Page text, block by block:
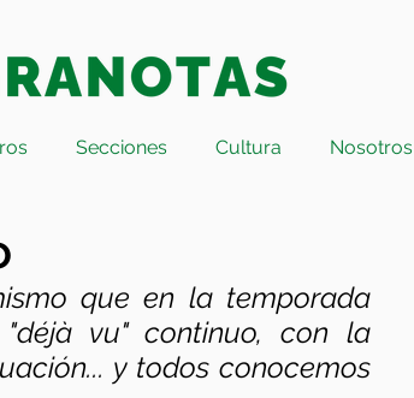
Secciones Cultura Nosotros
que en la temporada
vu" continuo, con la
y todos conocemos